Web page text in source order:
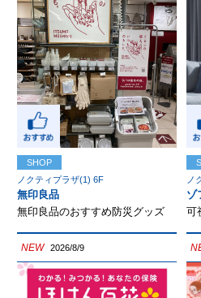
SHOP
ノクティプラザ(1) 6F
無印良品
無印良品のおすすめ防災グッズ
ノ
ゾ
可
NEW 2026/8/9